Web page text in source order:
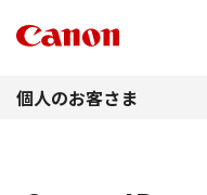
個人のお客さま